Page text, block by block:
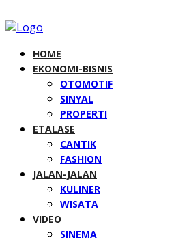
HOME
EKONOMI-BISNIS
OTOMOTIF
SINYAL
PROPERTI
ETALASE
CANTIK
FASHION
JALAN-JALAN
KULINER
WISATA
VIDEO
SINEMA